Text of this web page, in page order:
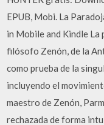
EPUB, Mobi. La
in Mobile and Kindle La
filósofo Zenón, de la
como prueba de la
incluyendo el
maestro de Zenón,
rechazada de forma